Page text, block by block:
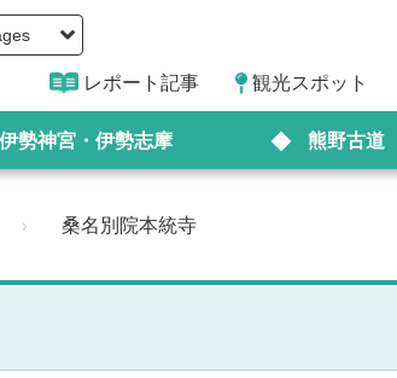
レポート記事 観光スポット
伊勢神宮・伊勢志摩 熊野古道
› 桑名別院本統寺